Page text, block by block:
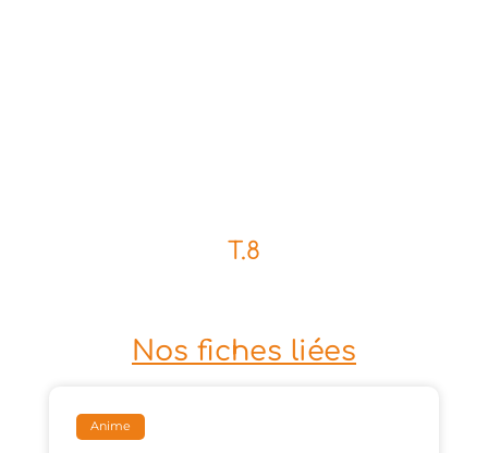
T.8
Nos fiches liées
Anime